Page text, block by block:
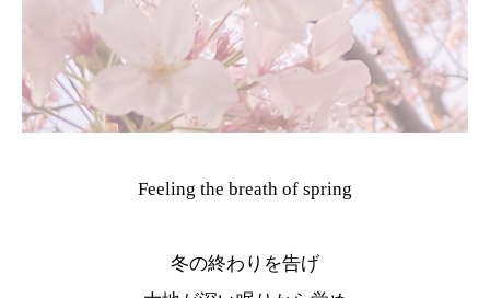
Feeling the breath of spring
冬の終わりを告げ